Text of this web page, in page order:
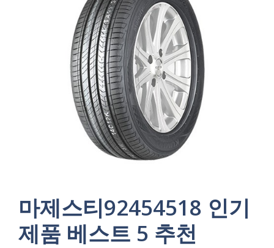
마제스티92454518 인기
제품 베스트 5 추천